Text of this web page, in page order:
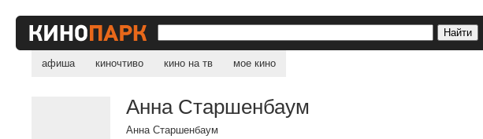
афиша киночтиво кино на тв мое кино
Анна Старшенбаум
Анна Старшенбаум